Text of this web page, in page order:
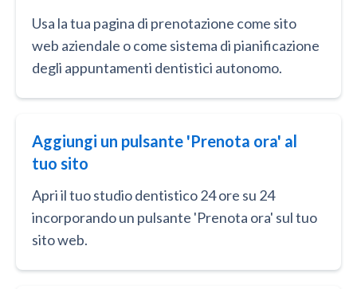
Usa la tua pagina di prenotazione come sito
web aziendale o come sistema di pianificazione
degli appuntamenti dentistici autonomo.
Aggiungi un pulsante 'Prenota ora' al
tuo sito
Apri il tuo studio dentistico 24 ore su 24
incorporando un pulsante 'Prenota ora' sul tuo
sito web.